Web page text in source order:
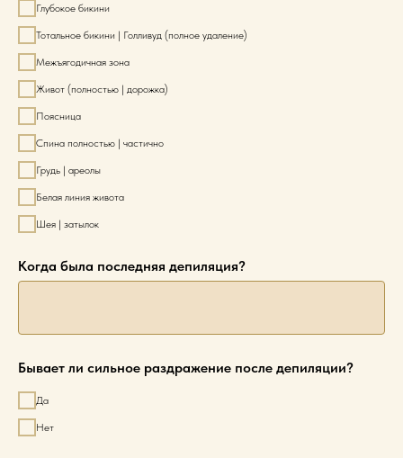
Глубокое бикини
Тотальное бикини | Голливуд (полное удаление)
Межъягодичная зона
Живот (полностью | дорожка)
Поясница
Спина полностью | частично
Грудь | ареолы
Белая линия живота
Шея | затылок
Когда была последняя депиляция?
Бывает ли сильное раздражение после депиляции?
Да
Нет